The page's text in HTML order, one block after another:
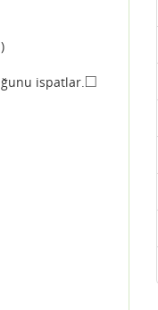
ispatlar.□
◻